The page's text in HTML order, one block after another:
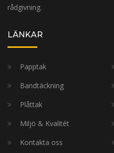
rådgivning.
LÄNKAR
Papptak
Bandtäckning
Plåttak
Miljö & Kvalitét
Kontakta oss